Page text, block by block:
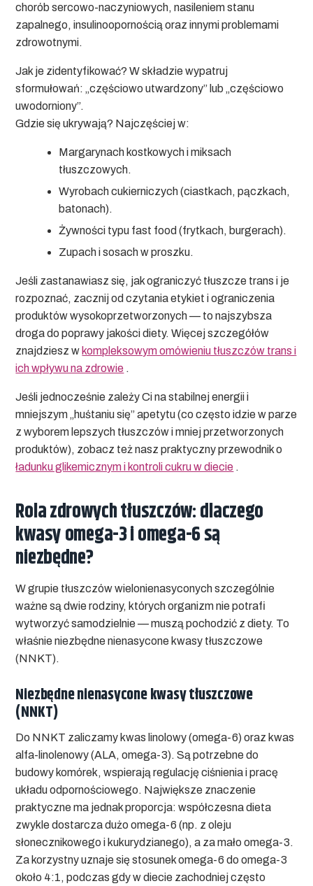
chorób sercowo-naczyniowych, nasileniem stanu
zapalnego, insulinoopornością oraz innymi problemami
zdrowotnymi.
Jak je zidentyfikować? W składzie wypatruj
sformułowań: „częściowo utwardzony” lub „częściowo
uwodorniony”.
Gdzie się ukrywają? Najczęściej w:
Margarynach kostkowych i miksach
tłuszczowych.
Wyrobach cukierniczych (ciastkach, pączkach,
batonach).
Żywności typu fast food (frytkach, burgerach).
Zupach i sosach w proszku.
Jeśli zastanawiasz się, jak ograniczyć tłuszcze trans i je
rozpoznać, zacznij od czytania etykiet i ograniczenia
produktów wysokoprzetworzonych — to najszybsza
droga do poprawy jakości diety. Więcej szczegółów
znajdziesz w kompleksowym omówieniu tłuszczów trans i
ich wpływu na zdrowie .
Jeśli jednocześnie zależy Ci na stabilnej energii i
mniejszym „huśtaniu się” apetytu (co często idzie w parze
z wyborem lepszych tłuszczów i mniej przetworzonych
produktów), zobacz też nasz praktyczny przewodnik o
ładunku glikemicznym i kontroli cukru w diecie .
Rola zdrowych tłuszczów: dlaczego
kwasy omega-3 i omega-6 są
niezbędne?
W grupie tłuszczów wielonienasyconych szczególnie
ważne są dwie rodziny, których organizm nie potrafi
wytworzyć samodzielnie — muszą pochodzić z diety. To
właśnie niezbędne nienasycone kwasy tłuszczowe
(NNKT).
Niezbędne nienasycone kwasy tłuszczowe
(NNKT)
Do NNKT zaliczamy kwas linolowy (omega-6) oraz kwas
alfa-linolenowy (ALA, omega-3). Są potrzebne do
budowy komórek, wspierają regulację ciśnienia i pracę
układu odpornościowego. Największe znaczenie
praktyczne ma jednak proporcja: współczesna dieta
zwykle dostarcza dużo omega-6 (np. z oleju
słonecznikowego i kukurydzianego), a za mało omega-3.
Za korzystny uznaje się stosunek omega-6 do omega-3
około 4:1, podczas gdy w diecie zachodniej często